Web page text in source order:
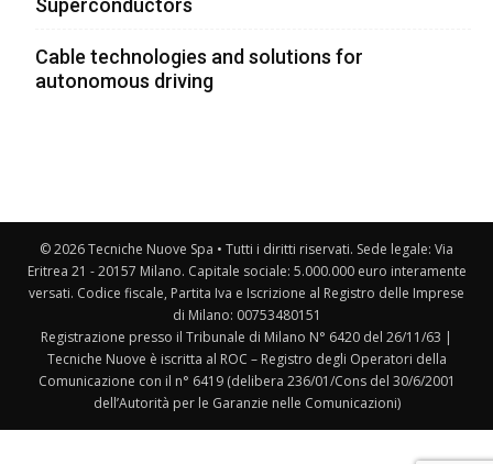
Superconductors
Cable technologies and solutions for
autonomous driving
© 2026 Tecniche Nuove Spa • Tutti i diritti riservati. Sede legale: Via
Eritrea 21 - 20157 Milano. Capitale sociale: 5.000.000 euro interamente
versati. Codice fiscale, Partita Iva e Iscrizione al Registro delle Imprese
di Milano: 00753480151
Registrazione presso il Tribunale di Milano N° 6420 del 26/11/63 |
Tecniche Nuove è iscritta al ROC – Registro degli Operatori della
Comunicazione con il n° 6419 (delibera 236/01/Cons del 30/6/2001
dell’Autorità per le Garanzie nelle Comunicazioni)